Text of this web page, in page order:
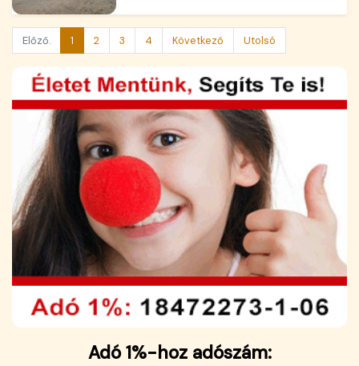
Előző. 1 2 3 4 Következő Utolsó
Adó 1%-hoz adószám: